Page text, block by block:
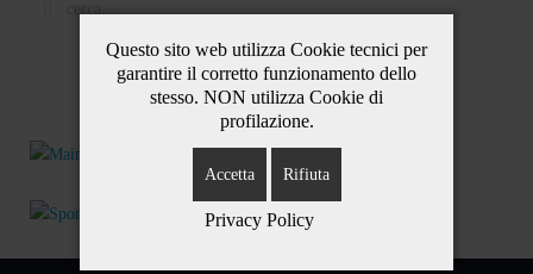
Questo sito web utilizza Cookie tecnici per
garantire il corretto funzionamento dello
stesso. NON utilizza Cookie di
profilazione.
Accetta Rifiuta
Privacy Policy